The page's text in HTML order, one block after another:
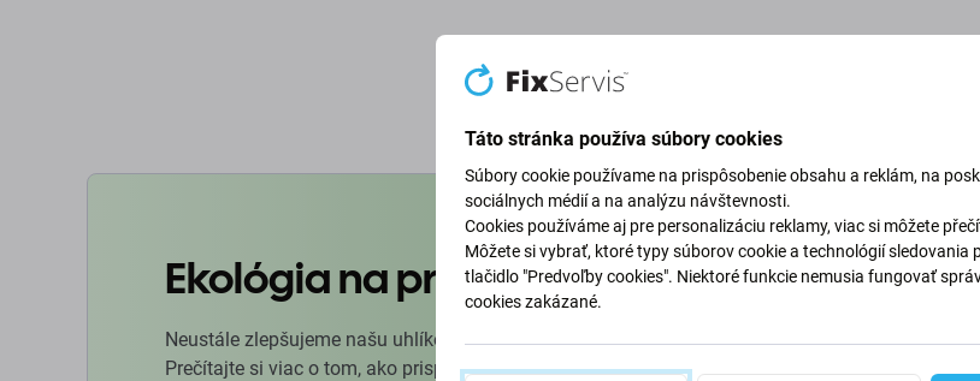
Ekológia na prvom mieste
Neustále zlepšujeme našu uhlíkovú stopu, aby sme chránili našu planétu.
Prečítajte si viac o tom, ako prispôsobujeme naše procesy, aby sme znížili
Táto stránka používa súbory cookies
Súbory cookie používame na prispôsobenie obsahu a reklám, na
sociálnych médií a na analýzu návštevnosti.
Cookies používáme aj pre personalizáciu reklamy, viac si môžete
Môžete si vybrať, ktoré typy súborov cookie a technológií sledovania
tlačidlo "Predvoľby cookies". Niektoré funkcie nemusia fungovať
cookies zakázané.